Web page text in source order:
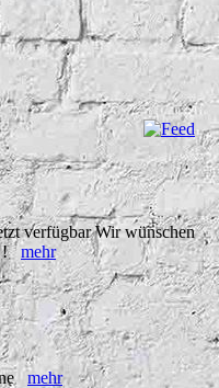
verfügbar Wir wünschen
!mehr
mehr